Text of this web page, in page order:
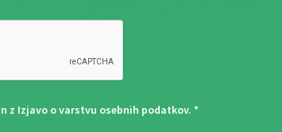
z Izjavo o varstvu osebnih podatkov. *